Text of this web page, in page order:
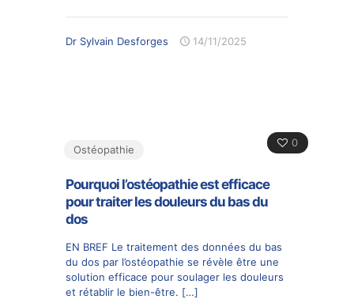
Dr Sylvain Desforges 14/11/2025
0
Ostéopathie
Pourquoi l’ostéopathie est efficace
pour traiter les douleurs du bas du
dos
EN BREF Le traitement des données du bas
du dos par l’ostéopathie se révèle être une
solution efficace pour soulager les douleurs
et rétablir le bien-être. […]